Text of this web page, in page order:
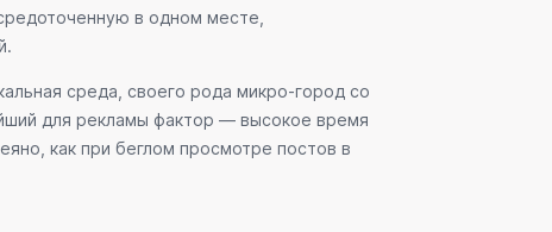
в одном месте,
среда, своего рода микро-город со
для рекламы фактор — высокое время
как при беглом просмотре постов в